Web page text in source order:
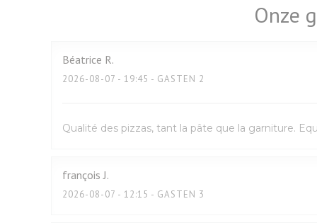
Onze
Béatrice R
2026-08-07 - 19:45 - GASTEN 2
Qualité des pizzas, tant la pâte que la garniture.
françois J
2026-08-07 - 12:15 - GASTEN 3